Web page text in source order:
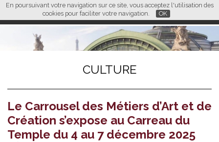
En poursuivant votre navigation sur ce site, vous acceptez l'utilisation des
cookies pour faciliter votre navigation.
OK
FR EN CN
L M
CULTURE
Le Carrousel des Métiers d’Art et de
Création s’expose au Carreau du
Temple du 4 au 7 décembre 2025